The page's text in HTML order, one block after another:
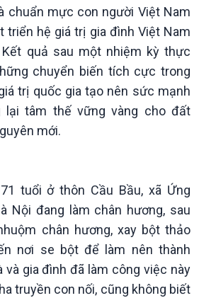
Thời sự
chuẩn mực con người Việt Nam
triển hệ giá trị gia đình Việt Nam
quả sau một nhiệm kỳ thực
chuyển biến tích cực trong
trị quốc gia tạo nên sức mạnh
lại tâm thế vững vàng cho đất
mới.
tuổi ở thôn Cầu Bầu, xã Ứng
Nội đang làm chân hương, sau
chân hương, xay bột thảo
nơi se bột để làm nên thành
và gia đình đã làm công việc này
truyền con nối, cũng không biết